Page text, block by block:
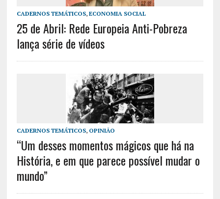
CADERNOS TEMÁTICOS, ECONOMIA SOCIAL
25 de Abril: Rede Europeia Anti-Pobreza
lança série de vídeos
CADERNOS TEMÁTICOS, OPINIÃO
“Um desses momentos mágicos que há na
História, e em que parece possível mudar o
mundo”